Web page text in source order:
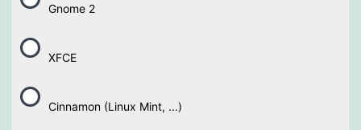
Gnome 2
XFCE
Cinnamon (Linux Mint, ...)